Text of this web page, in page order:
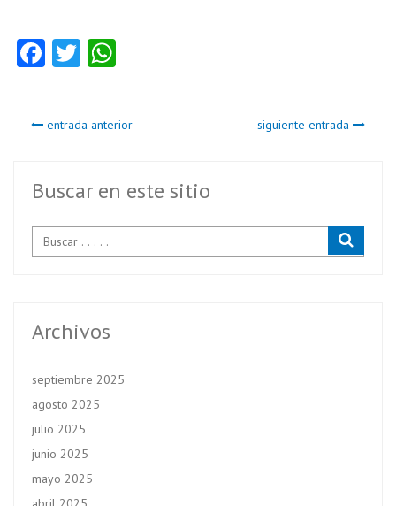
Fa
o
k
T
er A
p
entrada anterior siguiente entrada
Buscar en este sitio
Archivos
septiembre 2025
agosto 2025
julio 2025
junio 2025
mayo 2025